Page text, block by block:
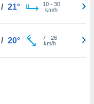
/ 21° 10- 30
km/h
/ 20° 7- 26
km/h